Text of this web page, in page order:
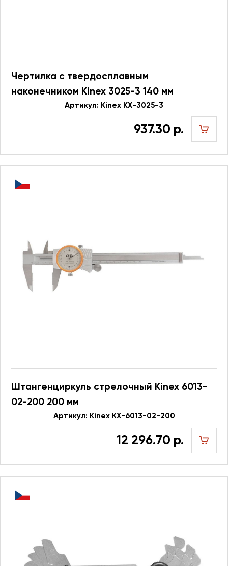
Чертилка с твердосплавным
наконечником Kinex 3025-3 140 мм
Артикул: Kinex KX-3025-3
937.30 р.
Штангенциркуль стрелочный Kinex 6013-
02-200 200 мм
Артикул: Kinex KX-6013-02-200
12 296.70 р.